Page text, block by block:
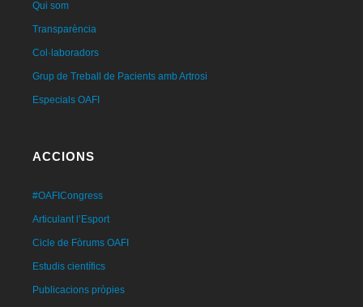
Qui som
Transparència
Col·laboradors
Grup de Treball de Pacients amb Artrosi
Especials OAFI
ACCIONS
#OAFICongress
Articulant l’Esport
Cicle de Fòrums OAFI
Estudis científics
Publicacions pròpies